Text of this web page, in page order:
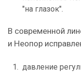
"на глазок".
В современной
и Неопор
давление